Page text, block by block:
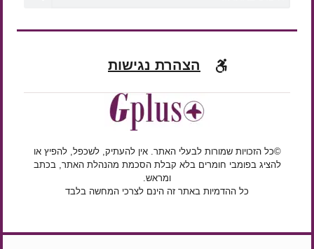
הצהרת נגישות
©כל הזכויות שמורות לבעלי האתר. אין להעתיק, לשכפל, להפיץ או
להציג בפומבי חומרים בלא קבלת הסכמת מהנהלת האתר, בכתב
ומראש.
כל ההדמיות באתר זה הינם לצרכי המחשה בלבד